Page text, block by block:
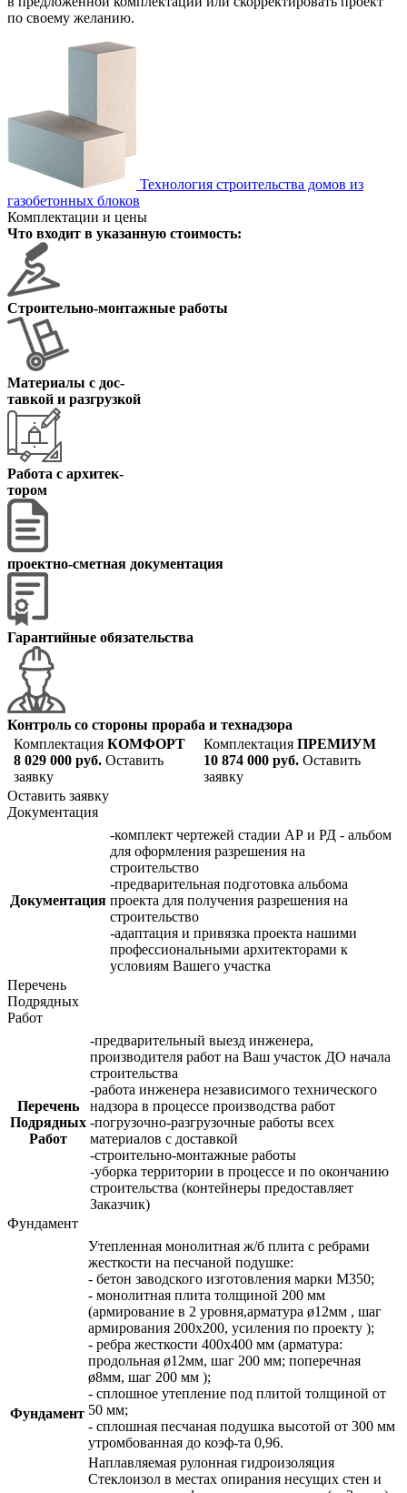
по своему желанию.
Технология строительства домов из
газобетонных блоков
Комплектации и цены
Что входит в указанную стоимость:
Строительно-монтажные работы
Материалы с дос-
тавкой и разгрузкой
Работа с архитек-
тором
проектно-сметная документация
Гарантийные обязательства
Контроль со стороны прораба и технадзора
Комплектация КОМФОРТ
8 029 000 руб. Оставить
заявку
Комплектация ПРЕМИУМ
10 874 000 руб. Оставить
заявку
Оставить заявку
Документация
Документация
-комплект чертежей стадии АР и РД - альбом
для оформления разрешения на
строительство
-предварительная подготовка альбома
проекта для получения разрешения на
строительство
-адаптация и привязка проекта нашими
профессиональными архитекторами к
условиям Вашего участка
Перечень
Подрядных
Работ
Перечень
Подрядных
Работ
-предварительный выезд инженера,
производителя работ на Ваш участок ДО начала
строительства
-работа инженера независимого технического
надзора в процессе производства работ
-погрузочно-разгрузочные работы всех
материалов с доставкой
-строительно-монтажные работы
-уборка территории в процессе и по окончанию
строительства (контейнеры предоставляет
Заказчик)
Фундамент
Фундамент
Утепленная монолитная ж/б плита с ребрами
жесткости на песчаной подушке:
- бетон заводского изготовления марки М350;
- монолитная плита толщиной 200 мм
(армирование в 2 уровня,арматура ø12мм , шаг
армирования 200х200, усиления по проекту );
- ребра жесткости 400х400 мм (арматура:
продольная ø12мм, шаг 200 мм; поперечная
ø8мм, шаг 200 мм );
- сплошное утепление под плитой толщиной от
50 мм;
- сплошная песчаная подушка высотой от 300 мм
утромбованная до коэф-та 0,96.
Наплавляемая рулонная гидроизоляция
Стеклоизол в местах опирания несущих стен и